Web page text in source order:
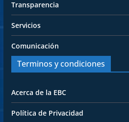
Transparencia
Servicios
Comunicación
Terminos y condiciones
Acerca de la EBC
Política de Privacidad